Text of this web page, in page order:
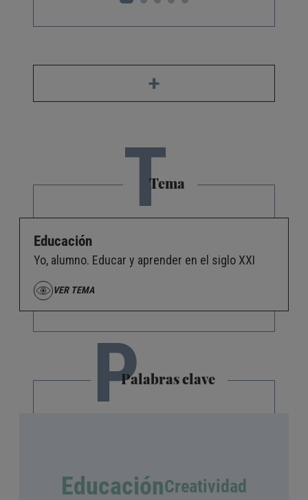
+
TTema
Educación
Yo, alumno. Educar y aprender en el siglo XXI
VER TEMA
PPalabras clave
EducaciónCreatividad